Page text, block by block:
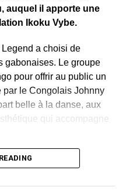
auquel il apporte une
Ikoku Vybe.
Legend a choisi de
gabonaises. Le groupe
pour offrir au public un
le Congolais Johnny
belle à la danse, aux
qui accompagne
ambition déjà affichée
lui donner une résonance